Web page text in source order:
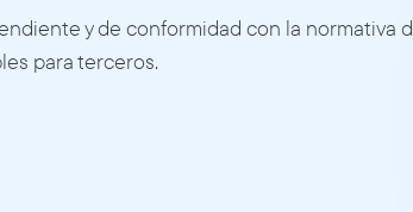
y de conformidad con la
para terceros.